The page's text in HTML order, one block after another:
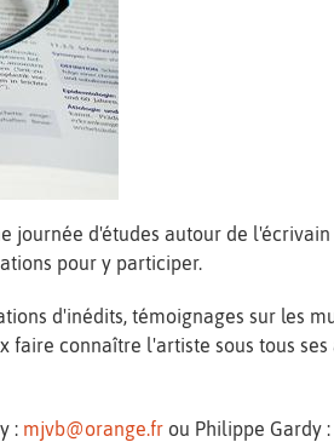
journée d'études autour de
pour y participer.
d'inédits, témoignages sur les
faire connaître l'artiste sous tous
: mjvb@orange.fr ou Philippe Gardy :